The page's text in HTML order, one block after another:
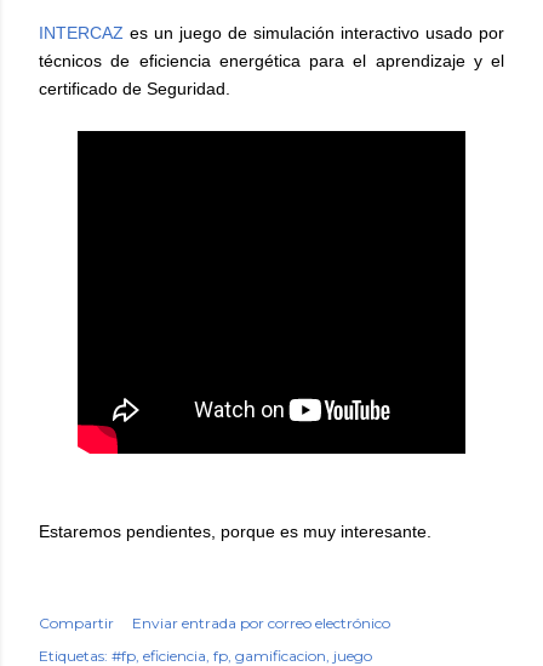
INTERCAZ es un juego de simulación interactivo usado por
técnicos de eficiencia energética para el aprendizaje y el
certificado de Seguridad.
Estaremos pendientes, porque es muy interesante.
Compartir
Enviar entrada por correo electrónico
Etiquetas: #fp eficiencia fp gamificacion juego